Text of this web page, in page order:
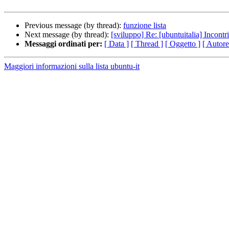
Previous message (by thread): funzione lista
Next message (by thread): [sviluppo] Re: [ubuntuitalia]
Messaggi ordinati per: [ Data ] [ Thread ] [ Oggetto ] [
Maggiori informazioni sulla lista ubuntu-it